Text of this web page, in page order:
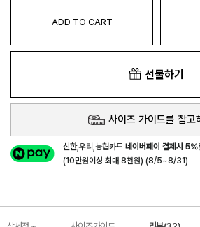
ADD TO CART
선물하기
사이즈 가이드를 참고
신한,우리,농협카드네이버페이 결제시 5%
(10만원이상 최대 8천원) (8/5~8/31)